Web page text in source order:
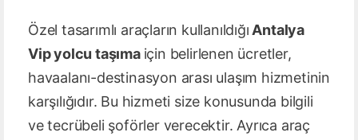
Özel tasarımlı araçların kullanıldığı Antalya
Vip yolcu taşıma için belirlenen ücretler,
havaalanı-destinasyon arası ulaşım hizmetinin
karşılığıdır. Bu hizmeti size konusunda bilgili
ve tecrübeli şoförler verecektir. Ayrıca araç